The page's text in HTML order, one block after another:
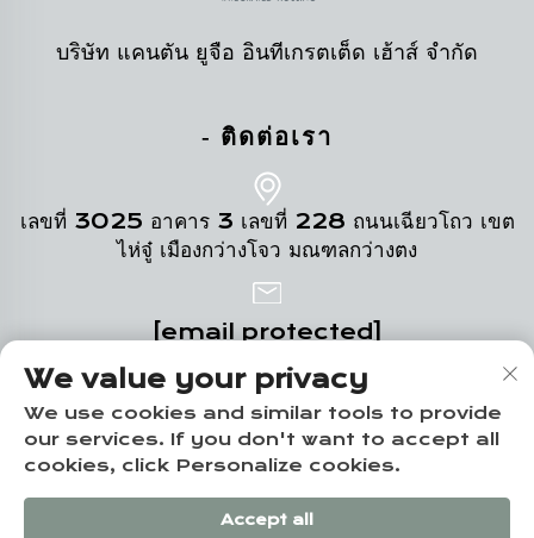
บริษัท แคนตัน ยูจือ อินทีเกรตเต็ด เฮ้าส์ จำกัด
- ติดต่อเรา
เลขที่ 3025 อาคาร 3 เลขที่ 228 ถนนเฉียวโถว เขต
ไห่จู๋ เมืองกว่างโจว มณฑลกว่างตง
[email protected]
+86-19124331532
สงวนลิขสิทธิ์ © บริษัทกว่างโจว ยูจือ ฮวงจู คอร์ปอเรชั่น จำกัด -
นโยบายความเป็นส่วนตัว
We value your privacy
We use cookies and similar tools to provide
our services. If you don't want to accept all
cookies, click Personalize cookies.
Accept all